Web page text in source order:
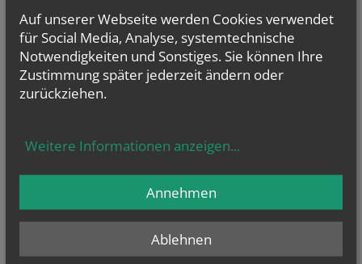
Kircheng. 1
2203 - Manhartsbrunn
21. Sonntag im Jahreskreis - Lesejahr A
Auf unserer Webseite werden Cookies verwendet
für Social Media, Analyse, systemtechnische
Notwendigkeiten und Sonstiges. Sie können Ihre
Zustimmung später jederzeit ändern oder
zurückziehen.
Weitere Informationen anzeigen...
Ablehnen
Annehmen